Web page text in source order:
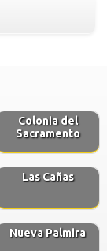
Colonia del
Sacramento
Las Cañas
Nueva Palmira